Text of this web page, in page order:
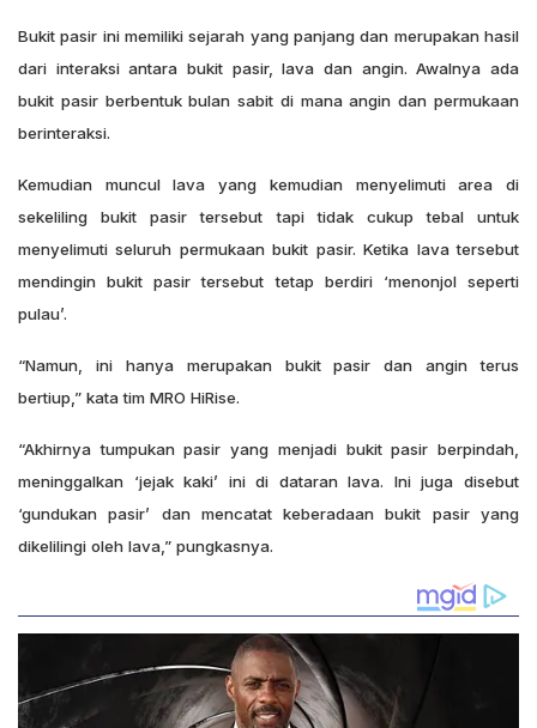
Bukit pasir ini memiliki sejarah yang panjang dan merupakan hasil
dari interaksi antara bukit pasir, lava dan angin. Awalnya ada
bukit pasir berbentuk bulan sabit di mana angin dan permukaan
berinteraksi.
Kemudian muncul lava yang kemudian menyelimuti area di
sekeliling bukit pasir tersebut tapi tidak cukup tebal untuk
menyelimuti seluruh permukaan bukit pasir. Ketika lava tersebut
mendingin bukit pasir tersebut tetap berdiri ‘menonjol seperti
pulau’.
“Namun, ini hanya merupakan bukit pasir dan angin terus
bertiup,” kata tim MRO HiRise.
“Akhirnya tumpukan pasir yang menjadi bukit pasir berpindah,
meninggalkan ‘jejak kaki’ ini di dataran lava. Ini juga disebut
‘gundukan pasir’ dan mencatat keberadaan bukit pasir yang
dikelilingi oleh lava,” pungkasnya.